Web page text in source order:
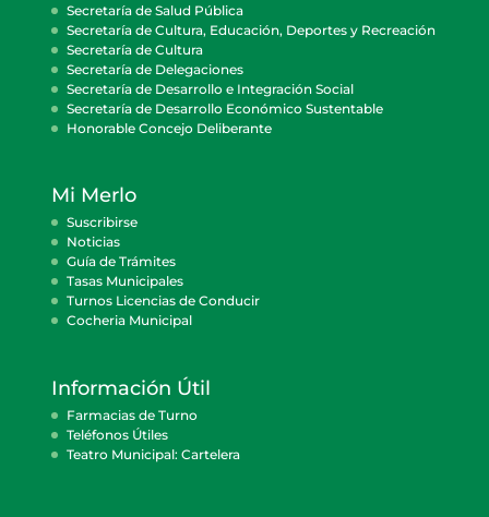
Secretaría de Salud Pública
Secretaría de Cultura, Educación, Deportes y Recreación
Secretaría de Cultura
Secretaría de Delegaciones
Secretaría de Desarrollo e Integración Social
Secretaría de Desarrollo Económico Sustentable
Honorable Concejo Deliberante
Mi Merlo
Suscribirse
Noticias
Guía de Trámites
Tasas Municipales
Turnos Licencias de Conducir
Cocheria Municipal
Información Útil
Farmacias de Turno
Teléfonos Útiles
Teatro Municipal: Cartelera